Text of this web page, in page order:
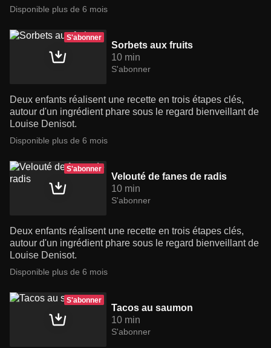
Disponible plus de 6 mois
S'abonner
Sorbets aux fruits
10 min
S'abonner
Deux enfants réalisent une recette en trois étapes clés,
autour d'un ingrédient phare sous le regard bienveillant de
Louise Denisot.
Disponible plus de 6 mois
S'abonner
Velouté de fanes de radis
10 min
S'abonner
Deux enfants réalisent une recette en trois étapes clés,
autour d'un ingrédient phare sous le regard bienveillant de
Louise Denisot.
Disponible plus de 6 mois
S'abonner
Tacos au saumon
10 min
S'abonner